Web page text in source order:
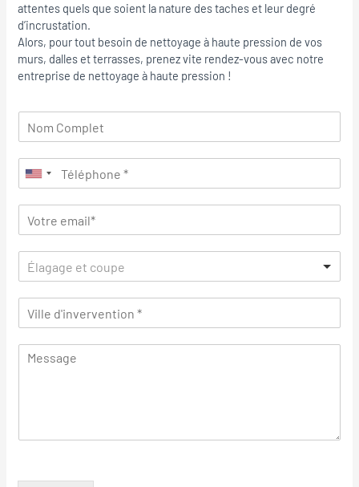
attentes quels que soient la nature des taches et leur degré
d’incrustation.
Alors, pour tout besoin de nettoyage à haute pression de vos
murs, dalles et terrasses, prenez vite rendez-vous avec notre
entreprise de nettoyage à haute pression !
Élagage et coupe